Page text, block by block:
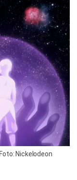
Nickelodeon